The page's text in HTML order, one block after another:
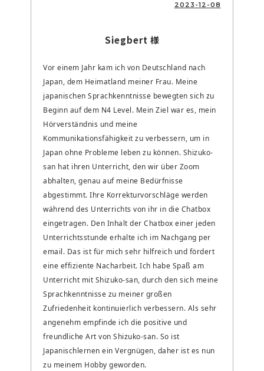
2023-12-08
Siegbert 様
Vor einem Jahr kam ich von Deutschland nach
Japan, dem Heimatland meiner Frau. Meine
japanischen Sprachkenntnisse bewegten sich zu
Beginn auf dem N4 Level. Mein Ziel war es, mein
Hörverständnis und meine
Kommunikationsfähigkeit zu verbessern, um in
Japan ohne Probleme leben zu können. Shizuko-
san hat ihren Unterricht, den wir über Zoom
abhalten, genau auf meine Bedürfnisse
abgestimmt. Ihre Korrekturvorschläge werden
während des Unterrichts von ihr in die Chatbox
eingetragen. Den Inhalt der Chatbox einer jeden
Unterrichtsstunde erhalte ich im Nachgang per
email. Das ist für mich sehr hilfreich und fördert
eine effiziente Nacharbeit. Ich habe Spaß am
Unterricht mit Shizuko-san, durch den sich meine
Sprachkenntnisse zu meiner großen
Zufriedenheit kontinuierlich verbessern. Als sehr
angenehm empfinde ich die positive und
freundliche Art von Shizuko-san. So ist
Japanischlernen ein Vergnügen, daher ist es nun
zu meinem Hobby geworden.